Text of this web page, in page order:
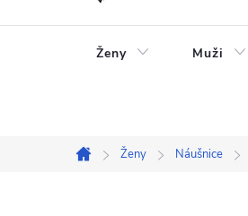
Ženy Muži
Domov
Ženy Náušnice